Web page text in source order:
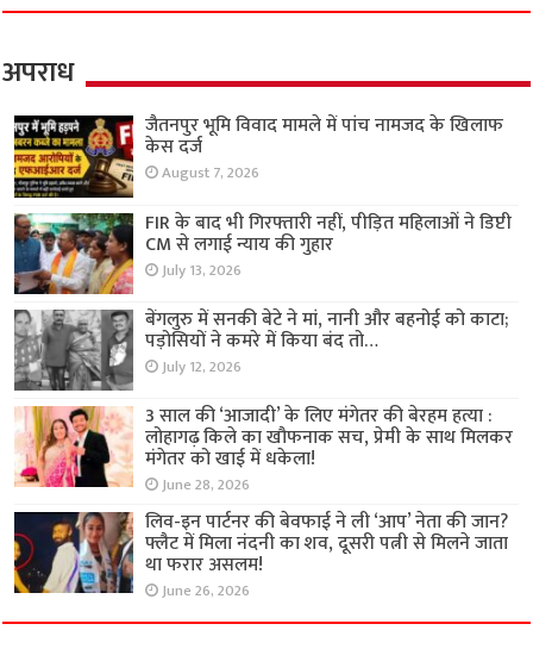
अपराध
जैतनपुर भूमि विवाद मामले में पांच नामजद के खिलाफ
केस दर्ज
August 7, 2026
FIR के बाद भी गिरफ्तारी नहीं, पीड़ित महिलाओं ने डिप्टी
CM से लगाई न्याय की गुहार
July 13, 2026
बेंगलुरु में सनकी बेटे ने मां, नानी और बहनोई को काटा;
पड़ोसियों ने कमरे में किया बंद तो…
July 12, 2026
3 साल की ‘आजादी’ के लिए मंगेतर की बेरहम हत्या :
लोहागढ़ किले का खौफनाक सच, प्रेमी के साथ मिलकर
मंगेतर को खाई में धकेला!
June 28, 2026
लिव-इन पार्टनर की बेवफाई ने ली ‘आप’ नेता की जान?
फ्लैट में मिला नंदनी का शव, दूसरी पत्नी से मिलने जाता
था फरार असलम!
June 26, 2026